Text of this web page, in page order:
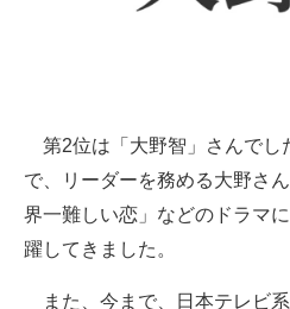
第2位は「大野智」さんでし
で、リーダーを務める大野さ
界一難しい恋」などのドラマ
躍してきました。
また、今まで、日本テレビ